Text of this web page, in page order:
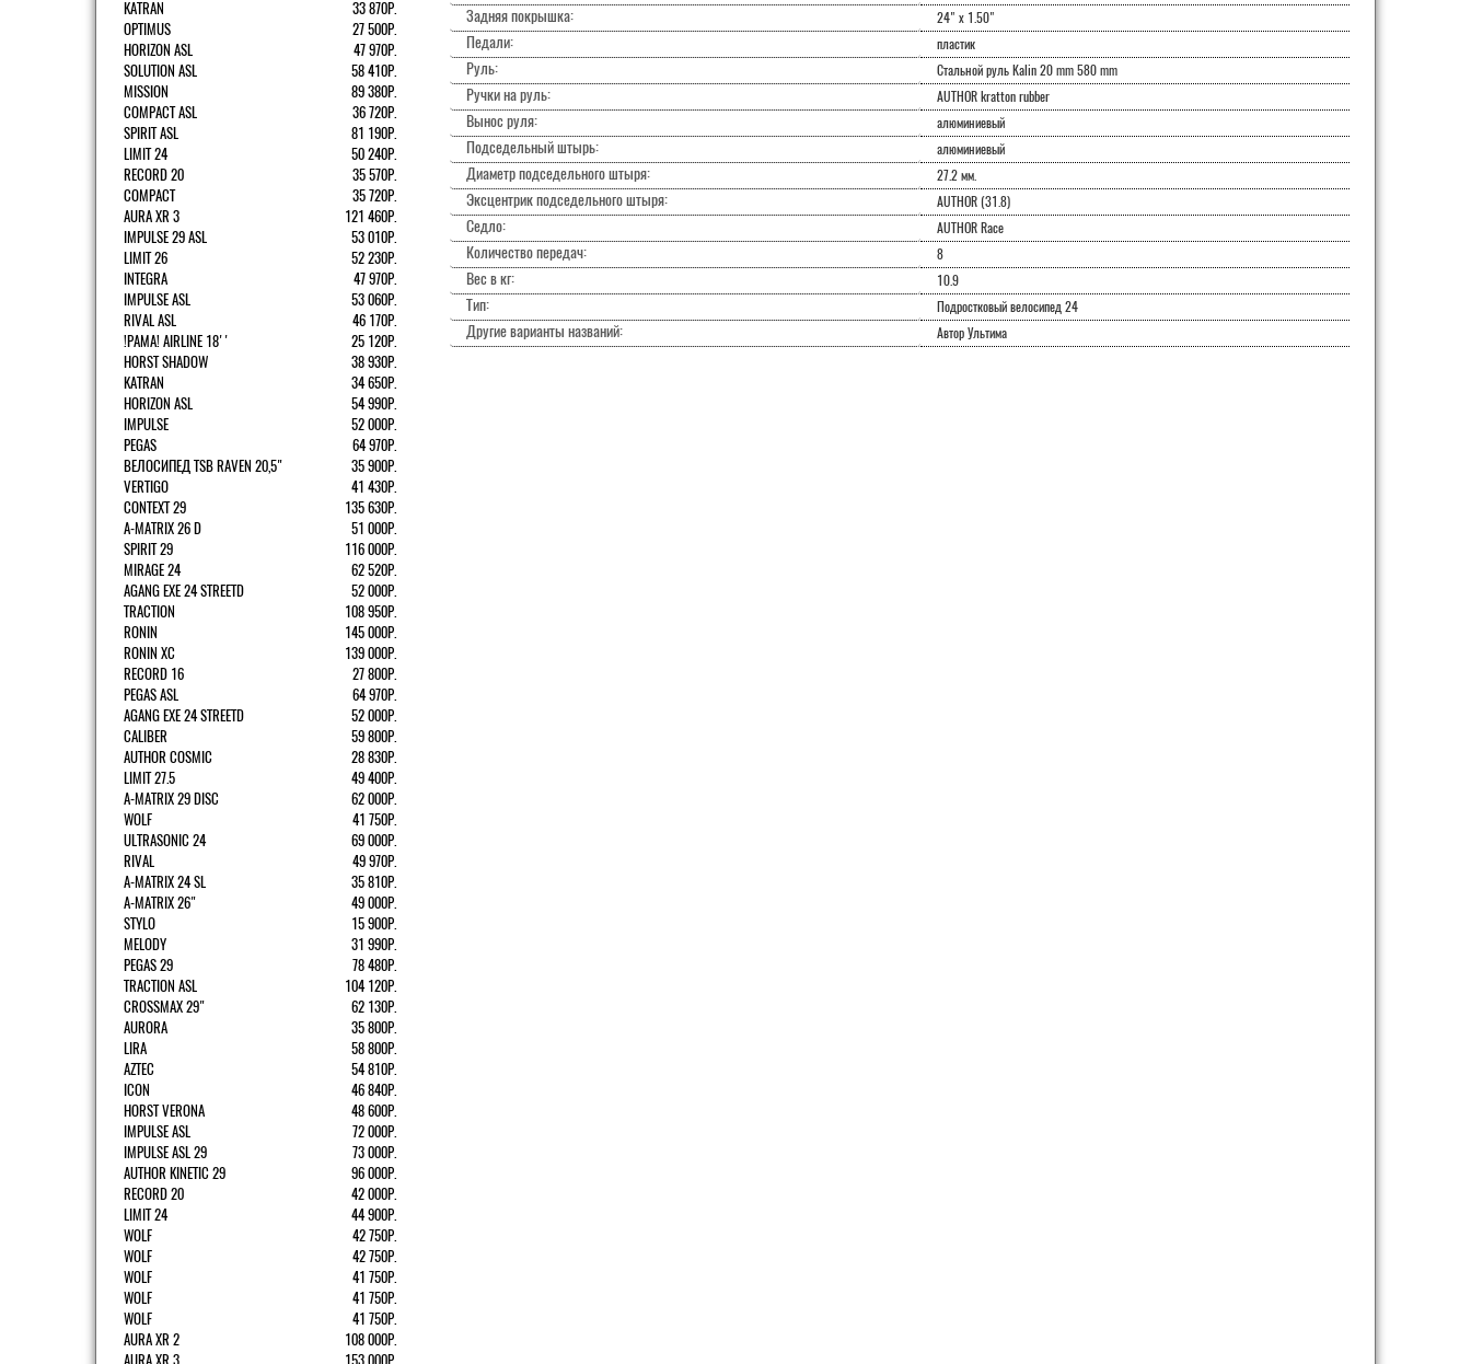
Задняя покрышка: 24" x 1.50"
Педали: пластик
Руль: Стальной руль Kalin 20 mm 580 mm
Ручки на руль: AUTHOR kratton rubber
Вынос руля: алюминиевый
Подседельный штырь: алюминиевый
Диаметр подседельного штыря: 27.2 мм.
Эксцентрик подседельного штыря: AUTHOR (31.8)
Седло: AUTHOR Race
Количество передач: 8
Вес в кг: 10.9
Тип: Подростковый велосипед 24
Другие варианты названий: Автор Ультима
KATRAN
33 870Р.
OPTIMUS
27 500Р.
HORIZON ASL
47 970Р.
SOLUTION ASL
58 410Р.
MISSION
89 380Р.
COMPACT ASL
36 720Р.
SPIRIT ASL
81 190Р.
LIMIT 24
50 240Р.
RECORD 20
35 570Р.
COMPACT
35 720Р.
AURA XR 3
121 460Р.
IMPULSE 29 ASL
53 010Р.
LIMIT 26
52 230Р.
INTEGRA
47 970Р.
IMPULSE ASL
53 060Р.
RIVAL ASL
46 170Р.
!РАМА! AIRLINE 18''
25 120Р.
HORST SHADOW
38 930Р.
KATRAN
34 650Р.
HORIZON ASL
54 990Р.
IMPULSE
52 000Р.
PEGAS
64 970Р.
ВЕЛОСИПЕД TSB RAVEN 20,5"
35 900Р.
VERTIGO
41 430Р.
CONTEXT 29
135 630Р.
A-MATRIX 26 D
51 000Р.
SPIRIT 29
116 000Р.
MIRAGE 24
62 520Р.
AGANG EXE 24 STREETD
52 000Р.
TRACTION
108 950Р.
RONIN
145 000Р.
RONIN XC
139 000Р.
RECORD 16
27 800Р.
PEGAS ASL
64 970Р.
AGANG EXE 24 STREETD
52 000Р.
CALIBER
59 800Р.
AUTHOR COSMIC
28 830Р.
LIMIT 27.5
49 400Р.
A-MATRIX 29 DISC
62 000Р.
WOLF
41 750Р.
ULTRASONIC 24
69 000Р.
RIVAL
49 970Р.
A-MATRIX 24 SL
35 810Р.
A-MATRIX 26"
49 000Р.
STYLO
15 900Р.
MELODY
31 990Р.
PEGAS 29
78 480Р.
TRACTION ASL
104 120Р.
CROSSMAX 29"
62 130Р.
AURORA
35 800Р.
LIRA
58 800Р.
AZTEC
54 810Р.
ICON
46 840Р.
HORST VERONA
48 600Р.
IMPULSE ASL
72 000Р.
IMPULSE ASL 29
73 000Р.
AUTHOR KINETIC 29
96 000Р.
RECORD 20
42 000Р.
LIMIT 24
44 900Р.
WOLF
42 750Р.
WOLF
42 750Р.
WOLF
41 750Р.
WOLF
41 750Р.
WOLF
41 750Р.
AURA XR 2
108 000Р.